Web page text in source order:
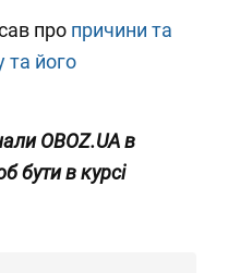
про причини та
та його
OBOZ.UA в
бути в курсі